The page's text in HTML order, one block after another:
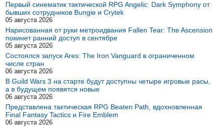
Первый синематик тактической RPG Angelic: Dark Symphony от
бывших сотрудников Bungie и Crytek
05 августа 2026
Нарисованная от руки метроидвания Fallen Tear: The Ascension
покинет ранний доступ в сентябре
05 августа 2026
Состоялся запуск Ares: The Iron Vanguard в ограниченном
числе стран
06 августа 2026
В Guild Wars 3 на старте будут доступны четыре игровые расы,
а в будущем появятся новые
06 августа 2026
Представлена тактическая RPG Beaten Path, вдохновленная
Final Fantasy Tactics и Fire Emblem
06 августа 2026